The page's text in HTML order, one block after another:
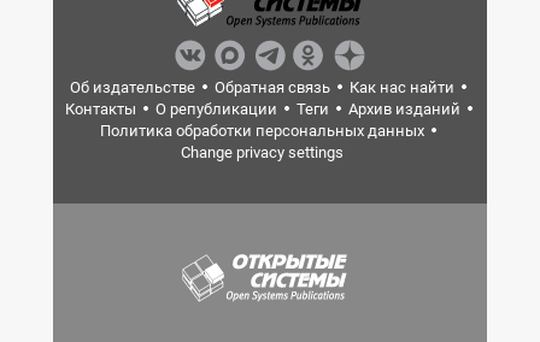
Об издательстве Обратная связь
Как нас найти
Контакты
О републикации Теги
Архив изданий
Политика обработки персональных данных
Change privacy settings